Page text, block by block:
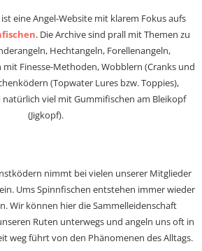
eine Angel-Website mit klarem Fokus aufs
. Die Archive sind prall mit Themen zu
Hechtangeln, Forellenangeln,
mit Finesse-Methoden, Wobblern (Cranks und
(Topwater Lures bzw. Toppies),
viel mit Gummifischen am Bleikopf
(Jigkopf).
nimmt bei vielen unserer Mitglieder
Ums Spinnfischen entstehen immer wieder
Wir können hier die Sammelleidenschaft
Ruten unterwegs und angeln uns oft in
weg führt von den Phänomenen des Alltags.